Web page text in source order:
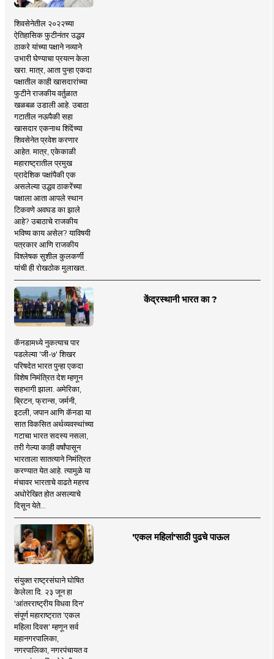
शिवसेनेतील २०२२च्या
ऐतिहासिक फुटीनंतर उद्धव
ठाकरे यांच्या पक्षाने नव्याने
उभारी घेण्याचा प्रयत्न केला
खरा. मात्र, आता पुन्हा एकदा
पक्षातील काही खासदारांच्या
फुटीने राजकीय वर्तुळात
खळबळ उडाली आहे. उबाठा
गटातील नऊपैकी सहा
खासदार एकनाथ शिंदेंच्या
शिवसेनेत प्रवेश करणार
आहेत. मात्र, एकेकाळी
महाराष्ट्रातील प्रमुख
प्रादेशिक पक्षांपैकी एक
असलेल्या उद्धव ठाकरेंच्या
पक्षाला आता आपले स्थान
टिकवणे अवघड का झाले
आहे? उबाठाचे राजकीय
भविष्य काय असेल? याविषयी
पत्रकार आणि राजकीय
विश्लेषक सुशील कुलकर्णी
यांची ही रोखठोक मुलाखत..
केंद्रस्थानी भारत का ?
कॅनडामध्ये नुकत्याच पार
पडलेल्या 'जी-७' शिखर
परिषदेत भारत पुन्हा एकदा
विशेष निमंत्रित देश म्हणून
सहभागी झाला. अमेरिका,
ब्रिटन, फ्रान्स, जर्मनी,
इटली, जपान आणि कॅनडा या
सात विकसित अर्थव्यवस्थांच्या
गटाचा भारत सदस्य नसला,
तरी गेल्या काही वर्षांपासून
भारताला सातत्याने निमंत्रित
करण्यात येत आहे. त्यामुळे या
मंचावर भारताचे वाढते महत्त्व
अधोरेखित होत असल्याचे
दिसून येते...
'एकल महिलां'साठी पुढचे पाऊल
संयुक्त राष्ट्रसंघाने घोषित
केलेला दि. २३ जून हा
'आंतरराष्ट्रीय विधवा दिन'
संपूर्ण महाराष्ट्रात 'एकल
महिला दिवस' म्हणून सर्व
महानगरपालिका,
नगरपालिका, नगरपंचायत व